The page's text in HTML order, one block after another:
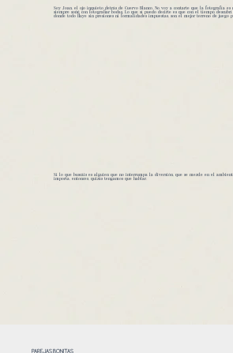
Si lo que buscáis es alguien que no interrumpa la diversión, que se mezcle en el
importa, entonces, quizás tengamos que hablar.
Soy Joan, el ojo inquieto detrás de Cuervo Blanco. No voy a contarte que la fotografía es
siempre soñé con fotografiar bodas. Lo que sí puedo decirte es que con el tiempo descubrí
donde todo fluye sin presiones ni formalidades impuestas, son el mejor terreno de juego